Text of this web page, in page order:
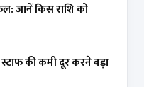
जानें किस राशि को
की कमी दूर करने बड़ा